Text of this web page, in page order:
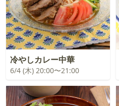
冷やしカレー中華
6/4 (木) 20:00〜21:00